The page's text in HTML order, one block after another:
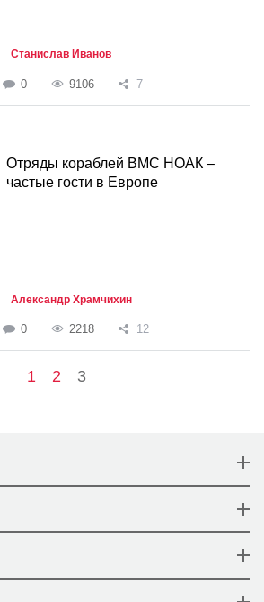
Станислав Иванов
0 9106 7
Отряды кораблей ВМС НОАК –
частые гости в Европе
Александр Храмчихин
0 2218 12
1 2 3